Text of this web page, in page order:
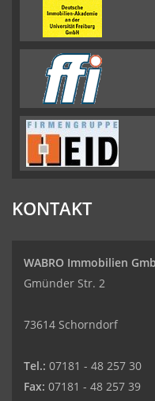
KONTAKT
WABRO Immobilien
Gmünder Str. 2
73614 Schorndorf
Tel.: 07181 - 48 257 30
Fax: 07181 - 48 257 39